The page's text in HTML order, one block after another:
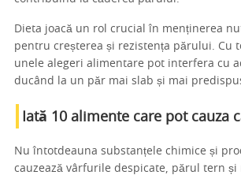
Dieta joacă un rol crucial în menținerea
pentru creșterea și rezistența părului. Cu
unele alegeri alimentare pot interfera cu
ducând la un păr mai slab și mai
Iată 10 alimente care pot cauza
Nu întotdeauna substanțele chimice și
cauzează vârfurile despicate, părul tern